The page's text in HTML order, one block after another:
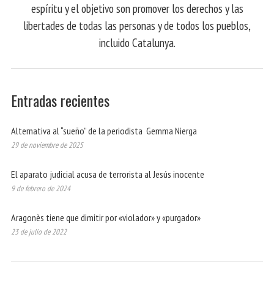
espíritu y el objetivo son promover los derechos y las
libertades de todas las personas y de todos los pueblos,
incluido Catalunya.
Entradas recientes
Alternativa al “sueño” de la periodista Gemma Nierga
29 de noviembre de 2025
El aparato judicial acusa de terrorista al Jesús inocente
9 de febrero de 2024
Aragonès tiene que dimitir por «violador» y «purgador»
23 de julio de 2022